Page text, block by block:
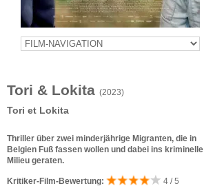
Tori & Lokita (2023)
Tori et Lokita
Thriller über zwei minderjährige Migranten, die in
Belgien Fuß fassen wollen und dabei ins kriminelle
Milieu geraten.
Kritiker-Film-Bewertung:
4 / 5